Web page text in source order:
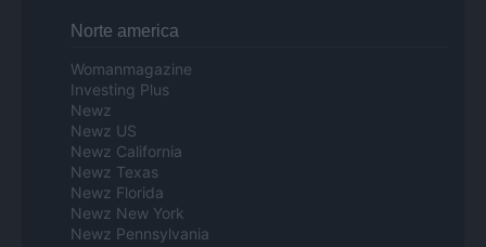
Norte america
Womanmagazine
Investing Plus
Newz
Newz US
Newz California
Newz Texas
Newz Florida
Newz New York
Newz Pennsylvania